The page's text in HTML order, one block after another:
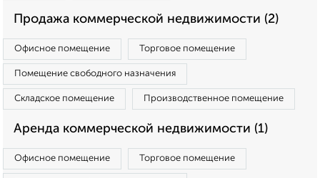
Продажа коммерческой недвижимости (2)
Офисное помещение Торговое помещение
Помещение свободного назначения
Складское помещение Производственное помещение
Аренда коммерческой недвижимости (1)
Офисное помещение Торговое помещение